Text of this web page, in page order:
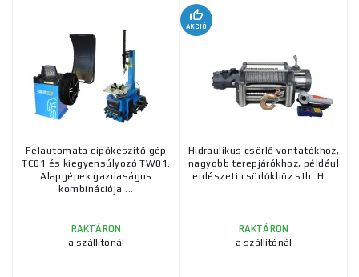
Félautomata cipőkészítő gép
TC01 és kiegyensúlyozó TW01.
Alapgépek gazdaságos
kombinációja ...
RAKTÁRON
a szállítónál
AKCIÓ
Hidraulikus csörlő vontatókhoz,
nagyobb terepjárókhoz, például
erdészeti csörlőkhöz stb. H ...
RAKTÁRON
a szállítónál